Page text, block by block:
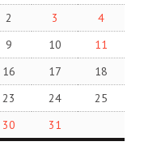
2 3
4
9 10
11
16 17
18
23 24
25
30 31